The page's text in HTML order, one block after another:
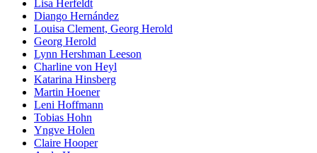
Lisa Herfeldt
Diango Hernández
Louisa Clement, Georg Herold
Georg Herold
Lynn Hershman Leeson
Charline von Heyl
Katarina Hinsberg
Martin Hoener
Leni Hoffmann
Tobias Hohn
Yngve Holen
Claire Hooper